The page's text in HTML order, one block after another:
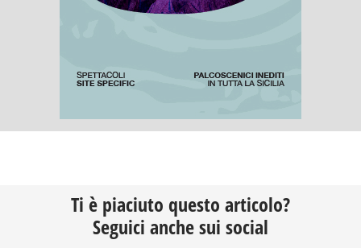
Ti è piaciuto questo articolo?
Seguici anche sui social